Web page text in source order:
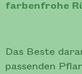
farbenfrohe
Das Beste
passenden